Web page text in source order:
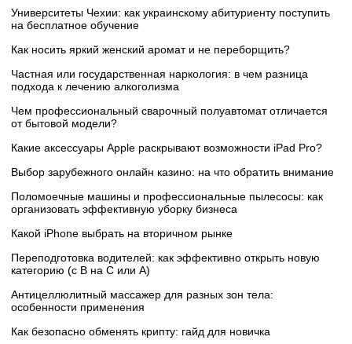
Университеты Чехии: как украинскому абитуриенту поступить
на бесплатное обучение
Как носить яркий женский аромат и не переборщить?
Частная или государственная наркология: в чем разница
подхода к лечению алкоголизма
Чем профессиональный сварочный полуавтомат отличается
от бытовой модели?
Какие аксессуары Apple раскрывают возможности iPad Pro?
Выбор зарубежного онлайн казино: на что обратить внимание
Поломоечные машины и профессиональные пылесосы: как
организовать эффективную уборку бизнеса
Какой iPhone выбрать на вторичном рынке
Переподготовка водителей: как эффективно открыть новую
категорию (с B на C или А)
Антицеллюлитный массажер для разных зон тела:
особенности применения
Как безопасно обменять крипту: гайд для новичка